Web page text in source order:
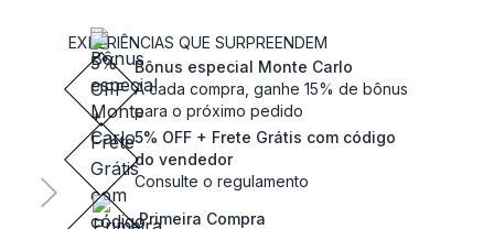
EXPERIÊNCIAS QUE SURPREENDEM
Bônus especial Monte Carlo
A cada compra, ganhe 15% de bônus
para o próximo pedido
5% OFF + Frete Grátis com código
do vendedor
Consulte o regulamento
Primeira Compra